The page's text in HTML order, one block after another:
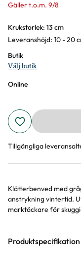
Gäller t.o.m. 9/8
Varianter
Krukstorlek: 13 cm
Leveranshöjd: 10 - 20
Butik
Välj butik
Online
Tillgängliga
Klätterbenved med
anstrykning vintertid.
marktäckare för
Produktspecifikation